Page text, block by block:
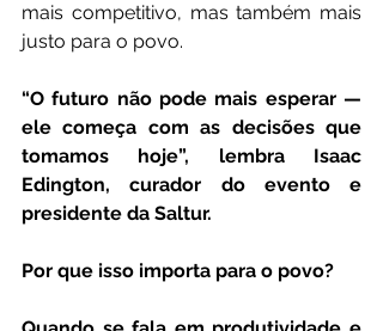
mais competitivo, mas também mais
justo para o povo.
“O futuro não pode mais esperar —
ele começa com as decisões que
tomamos hoje”, lembra Isaac
Edington, curador do evento e
presidente da Saltur.
Por que isso importa para o povo?